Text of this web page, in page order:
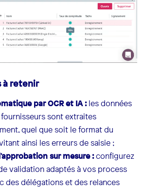
à retenir
par OCR et IA :les données
sont extraites
quel que soit le format du
ainsi les erreurs de saisie ;
sur mesure :configurez
validation adaptés à vos process
des délégations et des relances